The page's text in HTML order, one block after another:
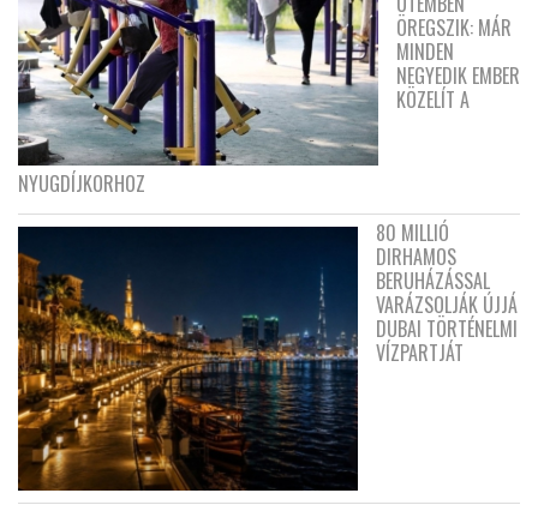
ÖREGSZIK: MÁR
MINDEN
NEGYEDIK EMBER
KÖZELÍT A
NYUGDÍJKORHOZ
80 MILLIÓ
DIRHAMOS
BERUHÁZÁSSAL
VARÁZSOLJÁK ÚJJÁ
DUBAI TÖRTÉNELMI
VÍZPARTJÁT